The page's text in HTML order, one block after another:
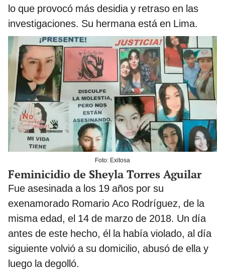
lo que provocó más desidia y retraso en las
investigaciones. Su hermana está en Lima.
Foto: Exitosa
Feminicidio de Sheyla Torres Aguilar
Fue asesinada a los 19 años por su
exenamorado Romario Aco Rodríguez, de la
misma edad, el 14 de marzo de 2018. Un día
antes de este hecho, él la había violado, al día
siguiente volvió a su domicilio, abusó de ella y
luego la degolló.